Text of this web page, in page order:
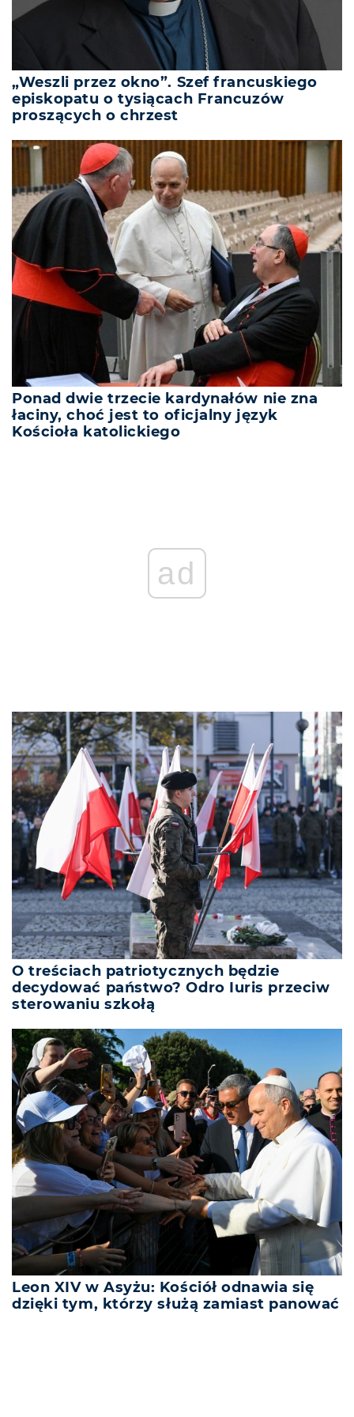
„Weszli przez okno”. Szef francuskiego
episkopatu o tysiącach Francuzów
proszących o chrzest
Ponad dwie trzecie kardynałów nie zna
łaciny, choć jest to oficjalny język
Kościoła katolickiego
O treściach patriotycznych będzie
decydować państwo? Odro Iuris przeciw
sterowaniu szkołą
Leon XIV w Asyżu: Kościół odnawia się
dzięki tym, którzy służą zamiast panować